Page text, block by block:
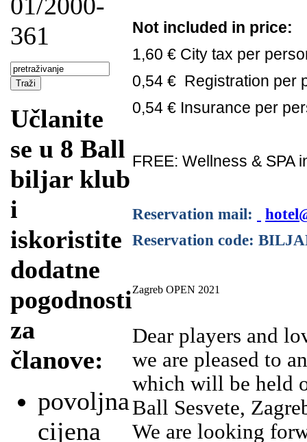
01/2000-
361
Učlanite
se u 8 Ball
biljar klub
i
iskoristite
dodatne
pogodnosti
za
članove:
povoljna
cijena
Not included in price:
1,60 € City tax per
0,54 € Registration per
0,54 € Insurance per
FREE: Wellness & SPA
Reservation mail:
Reservation code:
Zagreb OPEN 2021
Dear players and
we are pleased to
which will be held
Ball Sesvete,
We are looking